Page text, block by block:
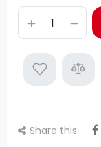
Share this: